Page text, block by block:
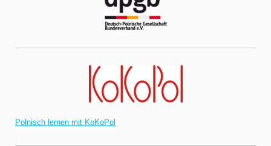
Polnisch lernen mit KoKoPol